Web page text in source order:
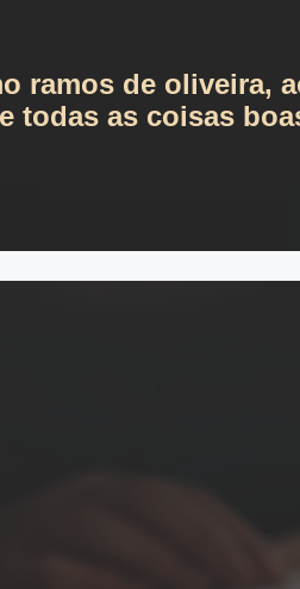
ramos de oliveira,
todas as coisas